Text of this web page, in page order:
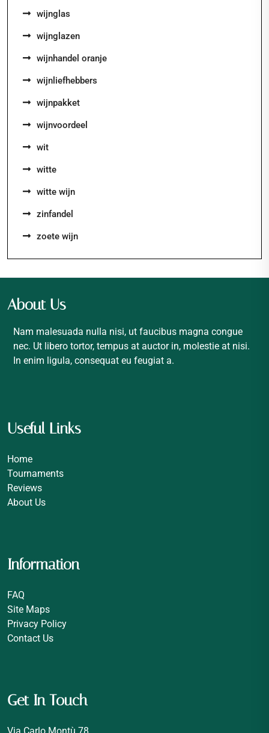
wijnglas
wijnglazen
wijnhandel oranje
wijnliefhebbers
wijnpakket
wijnvoordeel
wit
witte
witte wijn
zinfandel
zoete wijn
About Us
Nam malesuada nulla nisi, ut faucibus magna congue
nec. Ut libero tortor, tempus at auctor in, molestie at nisi.
In enim ligula, consequat eu feugiat a.
Useful Links
Home
Tournaments
Reviews
About Us
Information
FAQ
Site Maps
Privacy Policy
Contact Us
Get In Touch